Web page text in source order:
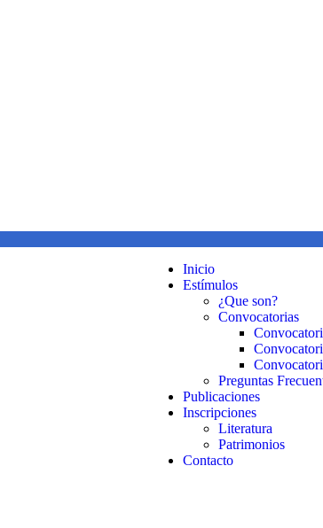
Inicio
Estímulos
¿Que son?
Convocatorias
Preguntas
Publicaciones
Inscripciones
Literatura
Patrimonios
Contacto